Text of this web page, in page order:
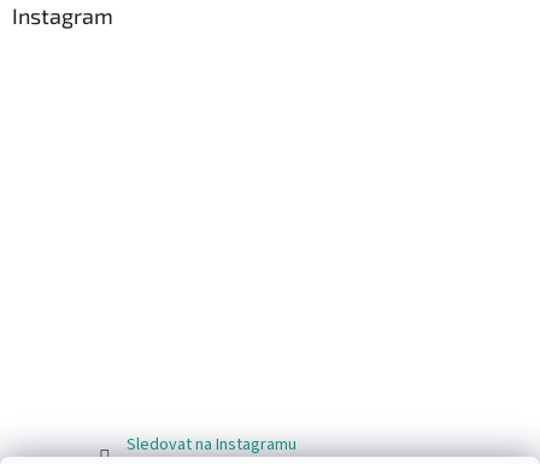
Instagram
Sledovat na Instagramu